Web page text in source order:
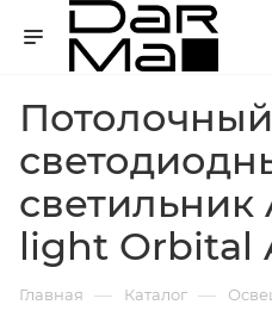
Потолочный
светильник
light Orbital
Главная — Каталог —